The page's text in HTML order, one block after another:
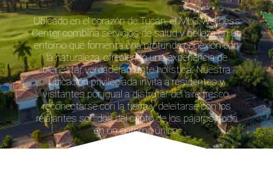
Ubicado en el corazón de Tucán, el MLG Wellness
Center combina servicios de salud y belleza en un
entorno que fomenta una profunda conexión con
la naturaleza, ofreciendo una experiencia de
bienestar verdaderamente holística. Nuestra
ubicación privilegiada invita a residentes y
visitantes por igual a disfrutar del aire fresco,
reconectarse con la tierra y deleitarse con los
relajantes sonidos del canto de los pájaros, todo
en un entorno único.